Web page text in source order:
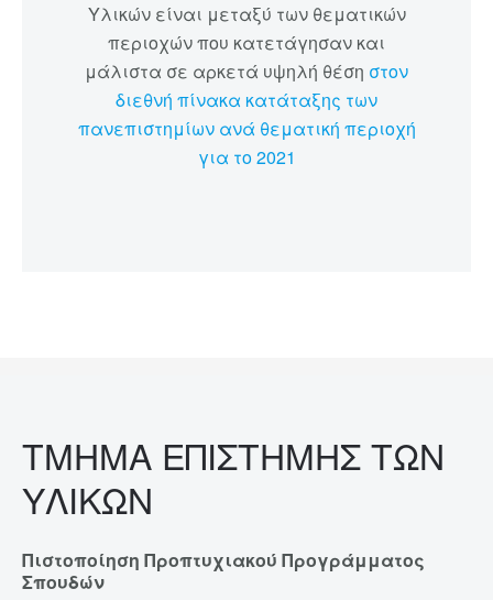
Υλικών είναι μεταξύ των θεματικών
περιοχών που κατετάγησαν και
μάλιστα σε αρκετά υψηλή θέση στον
διεθνή πίνακα κατάταξης των
πανεπιστημίων ανά θεματική περιοχή
για το 2021
ΤΜΗΜΑ ΕΠΙΣΤΗΜΗΣ ΤΩΝ
ΥΛΙΚΩΝ
Πιστοποίηση Προπτυχιακού Προγράμματος
Σπουδών